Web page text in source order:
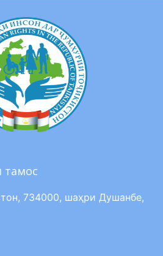
тамос
734000, шаҳри Душанбе,